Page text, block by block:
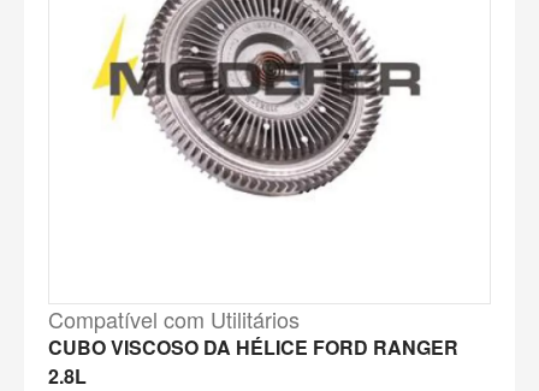
Compatível com Utilitários
CUBO VISCOSO DA HÉLICE FORD RANGER
2.8L